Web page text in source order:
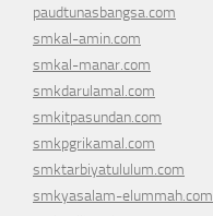
paudtunasbangsa.com
smkal-amin.com
smkal-manar.com
smkdarulamal.com
smkitpasundan.com
smkpgrikamal.com
smktarbiyatululum.com
smkyasalam-elummah.com